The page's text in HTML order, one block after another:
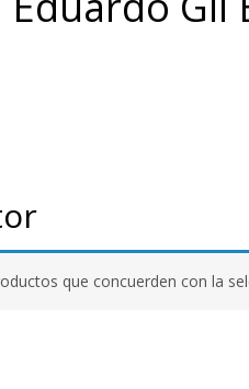
que concuerden con la